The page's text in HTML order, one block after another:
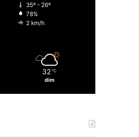
35º - 26º
78%
2 km/h
32 ℃
dim